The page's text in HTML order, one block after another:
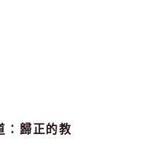
歸正的教